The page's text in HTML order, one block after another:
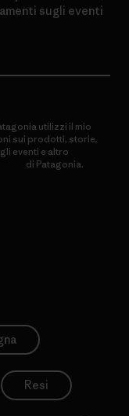
sugli eventi
utilizzi il mio
sui prodotti, storie,
eventi e altro
di Patagonia.
Resi